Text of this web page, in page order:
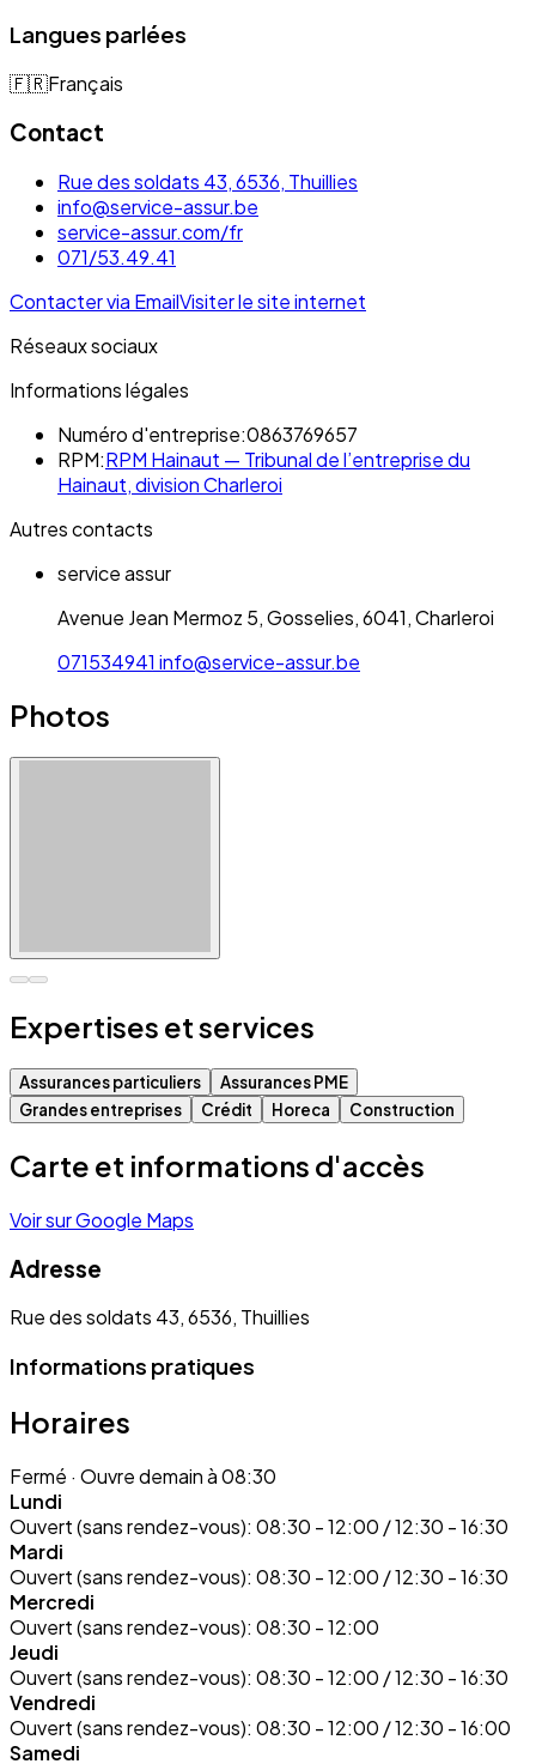
Langues parlées
🇫🇷Français
Contact
Rue des soldats 43, 6536, Thuillies
info@service-assur.be
service-assur.com/fr
071/53.49.41
Contacter via EmailVisiter le site internet
Réseaux sociaux
Informations légales
Numéro d'entreprise:0863769657
RPM:RPM Hainaut — Tribunal de l’entreprise du
Hainaut, division Charleroi
Autres contacts
service assur
Avenue Jean Mermoz 5, Gosselies, 6041, Charleroi
071534941 info@service-assur.be
Photos
Expertises et services
Assurances particuliers
Assurances PME
Grandes entreprises
Crédit Horeca Construction
Carte et informations d'accès
Voir sur Google Maps
Adresse
Rue des soldats 43, 6536, Thuillies
Informations pratiques
Horaires
Fermé · Ouvre demain à 08:30
Lundi
Ouvert (sans rendez-vous): 08:30 - 12:00 / 12:30 - 16:30
Mardi
Ouvert (sans rendez-vous): 08:30 - 12:00 / 12:30 - 16:30
Mercredi
Ouvert (sans rendez-vous): 08:30 - 12:00
Jeudi
Ouvert (sans rendez-vous): 08:30 - 12:00 / 12:30 - 16:30
Vendredi
Ouvert (sans rendez-vous): 08:30 - 12:00 / 12:30 - 16:00
Samedi